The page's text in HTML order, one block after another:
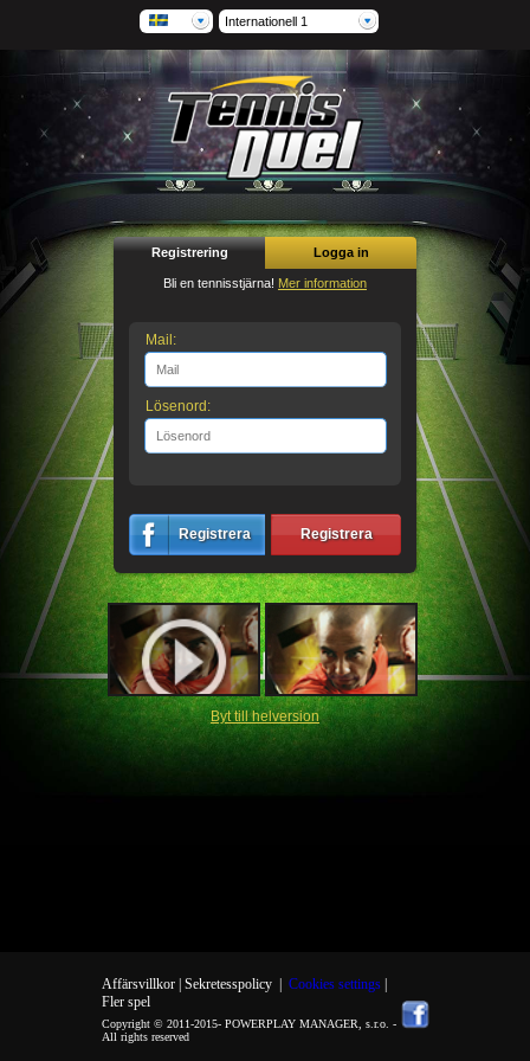
Internationell 1
Registrering Logga in
Bli en tennisstjärna! Mer information
Mail:
Lösenord:
Registrera Registrera
Byt till helversion
Affärsvillkor | Sekretesspolicy| Cookies settings
Fler spel
Copyright © 2011-2015- POWERPLAY MANAGER, s.r.o. -
All rights reserved